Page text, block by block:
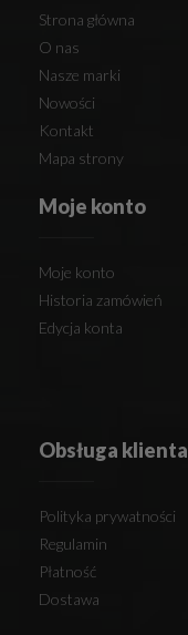
Strona główna
O nas
Nasze marki
Nowości
Kontakt
Mapa strony
Moje konto
Moje konto
Historia zamówień
Edycja konta
Obsługa klienta
Polityka prywatności
Regulamin
Płatność
Dostawa